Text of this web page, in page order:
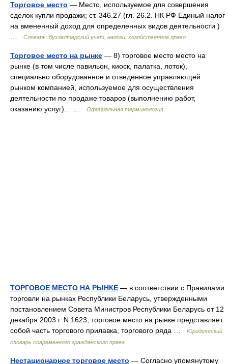
Торговое место — Место, используемое для совершения
сделок купли продажи; ст. 346.27 (гл. 26.2. НК РФ Единый налог
на вмененный доход для определенных видов деятельности )
Словарь: бухгалтерский учет, налоги, хозяйственное право
Торговое место на рынке — 8) торговое место место на
рынке (в том числе павильон, киоск, палатка, лоток),
специально оборудованное и отведенное управляющей
рынком компанией, используемое для осуществления
деятельности по продаже товаров (выполнению работ,
оказанию услуг)… …
Официальная терминология
ТОРГОВОЕ МЕСТО НА РЫНКЕ — в соответствии с Правилами
торговли на рынках Республики Беларусь, утвержденными
постановлением Совета Министров Республики Беларусь от 12
декабря 2003 г. N 1623, торговое место на рынке представляет
собой часть торгового прилавка, торгового ряда …
Юридический
словарь современного гражданского права
Нестационарное торговое место — Согласно упомянутому